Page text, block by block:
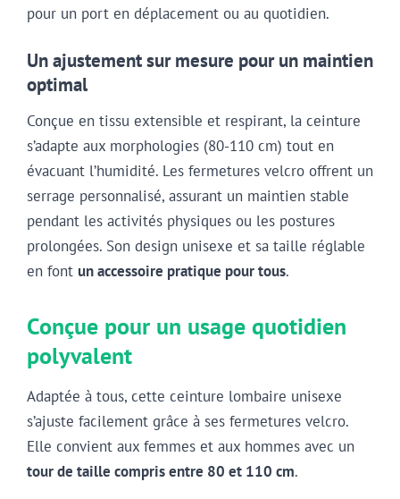
pour un port en déplacement ou au quotidien.
Un ajustement sur mesure pour un maintien
optimal
Conçue en tissu extensible et respirant, la ceinture
s’adapte aux morphologies (80-110 cm) tout en
évacuant l’humidité. Les fermetures velcro offrent un
serrage personnalisé, assurant un maintien stable
pendant les activités physiques ou les postures
prolongées. Son design unisexe et sa taille réglable
en font un accessoire pratique pour tous.
Conçue pour un usage quotidien
polyvalent
Adaptée à tous, cette ceinture lombaire unisexe
s’ajuste facilement grâce à ses fermetures velcro.
Elle convient aux femmes et aux hommes avec un
tour de taille compris entre 80 et 110 cm.